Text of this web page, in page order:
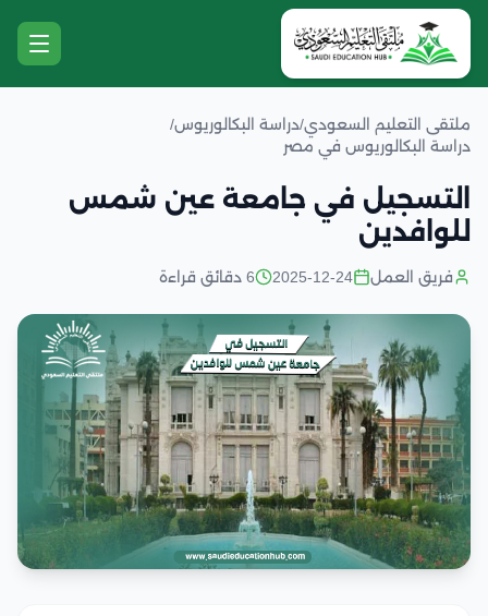
ملتقى التعليم السعودي/دراسة البكالوريوس/
دراسة البكالوريوس في مصر
التسجيل في جامعة عين شمس
للوافدين
فريق العمل 2025-12-24 6 دقائق قراءة